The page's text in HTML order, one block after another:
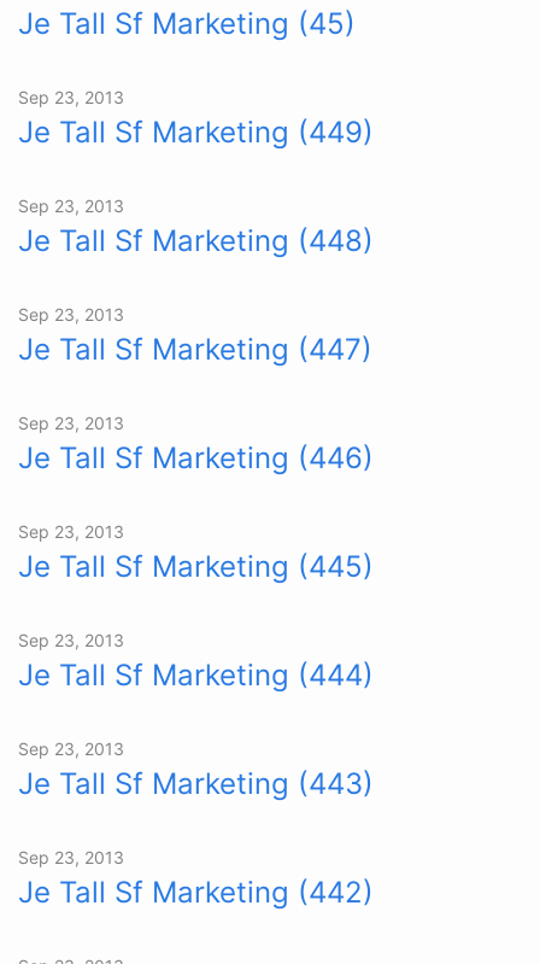
Je Tall Sf Marketing (45)
Sep 23, 2013
Je Tall Sf Marketing (449)
Sep 23, 2013
Je Tall Sf Marketing (448)
Sep 23, 2013
Je Tall Sf Marketing (447)
Sep 23, 2013
Je Tall Sf Marketing (446)
Sep 23, 2013
Je Tall Sf Marketing (445)
Sep 23, 2013
Je Tall Sf Marketing (444)
Sep 23, 2013
Je Tall Sf Marketing (443)
Sep 23, 2013
Je Tall Sf Marketing (442)